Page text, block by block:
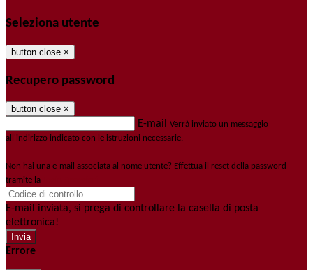
Seleziona utente
button close ×
Recupero password
button close ×
E-mail Verrà inviato un messaggio
all'indirizzo indicato con le istruzioni necessarie.
Non hai una e-mail associata al nome utente? Effettua il reset della password
tramite la
E-mail inviata, si prega di controllare la casella di posta
elettronica!
Errore